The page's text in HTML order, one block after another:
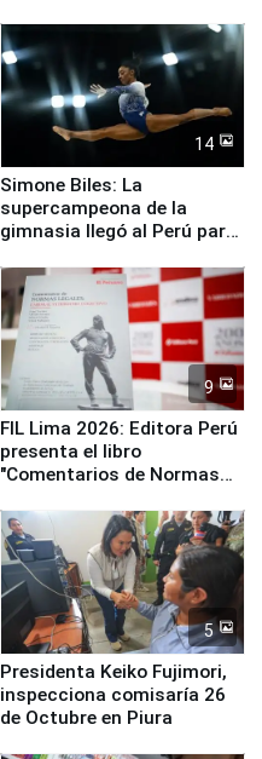
14
Simone Biles: La
supercampeona de la
gimnasia llegó al Perú para
Panamericanos Lima 2027
9
FIL Lima 2026: Editora Perú
presenta el libro
"Comentarios de Normas
Derecho Colectivo"
5
Presidenta Keiko Fujimori,
inspecciona comisaría 26
de Octubre en Piura